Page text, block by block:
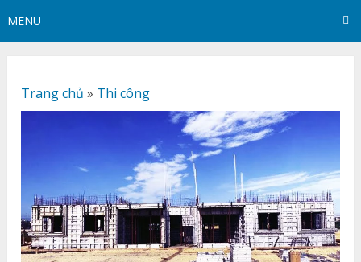
MENU
Trang chủ » Thi công